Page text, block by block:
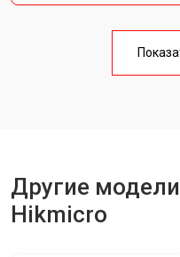
Другие
Hikmicro